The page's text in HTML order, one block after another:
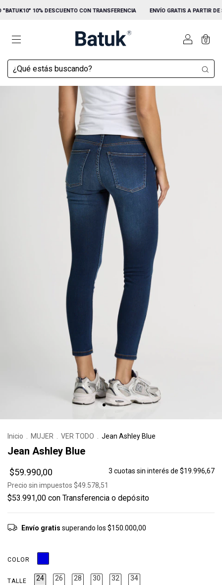
10% DESCUENTO CON TRANSFERENCIA ENVÍO GRATIS A PARTIR DE
0
Inicio MUJER VER TODO Jean Ashley Blue
Jean Ashley Blue
$59.990,00 3 cuotas sin interés de $19.996,67
Precio sin impuestos $49.578,51
$53.991,00 con Transferencia o depósito
Envío gratis superando los $150.000,00
COLOR
TALLE 24 26 28 30 32 34